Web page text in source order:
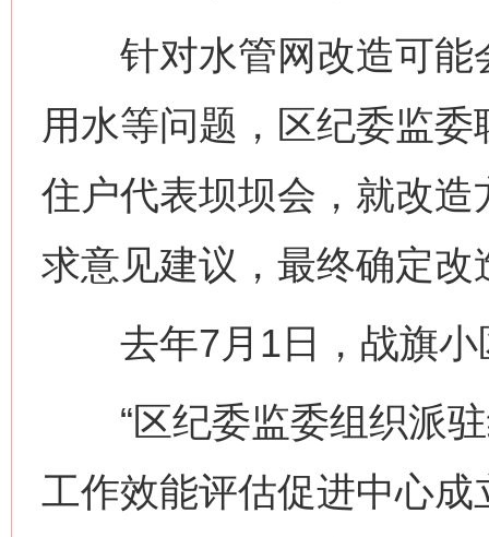
针对水管网改造可能
用水等问题，区纪委监委
住户代表坝坝会，就改
求意见建议，最终确定
去年7月1日，战旗小
“区纪委监委组织派驻
工作效能评估促进中心